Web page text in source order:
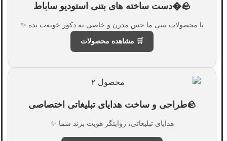
🪨�دست ساخته های بتنی استودیو ساباط
با محصولات بتنی ما حس مدرن و خاصی به دکور خونه‌ت بده ✨
🛒 مشاهده محصولات
🪨طراحی و ساخت هدایای تبلیغاتی اختصاصی
هدایای تبلیغاتی، روایتگر هویت برند شما ✨